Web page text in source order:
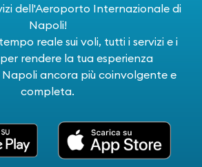
dell'Aeroporto Internazionale di
Napoli!
reale sui voli, tutti i servizi e i
rendere la tua esperienza
ancora più coinvolgente e
completa.